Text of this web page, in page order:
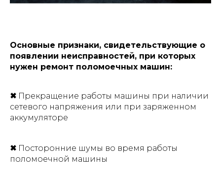
Основные признаки, свидетельствующие о
появлении неисправностей, при которых
нужен ремонт поломоечных машин:
✖ Прекращение работы машины при наличии
сетевого напряжения или при заряженном
аккумуляторе
✖ Посторонние шумы во время работы
поломоечной машины